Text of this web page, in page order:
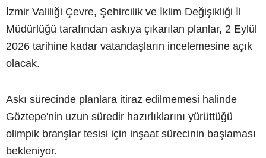
İzmir Valiliği Çevre, Şehircilik ve İklim Değişikliği İl
Müdürlüğü tarafından askıya çıkarılan planlar, 2 Eylül
2026 tarihine kadar vatandaşların incelemesine açık
olacak.
Askı sürecinde planlara itiraz edilmemesi halinde
Göztepe'nin uzun süredir hazırlıklarını yürüttüğü
olimpik branşlar tesisi için inşaat sürecinin başlaması
bekleniyor.